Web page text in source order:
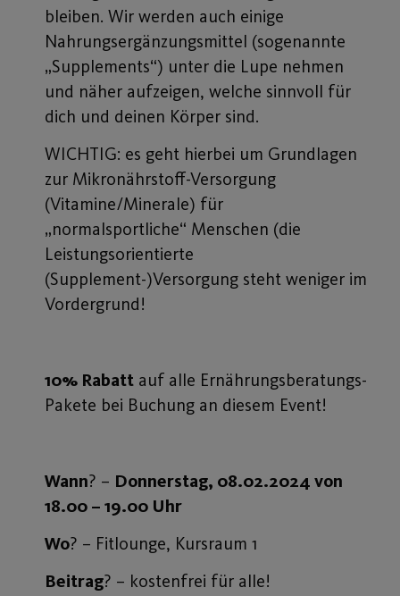
bleiben. Wir werden auch einige
Nahrungsergänzungsmittel (sogenannte
„Supplements“) unter die Lupe nehmen
und näher aufzeigen, welche sinnvoll für
dich und deinen Körper sind.
WICHTIG: es geht hierbei um Grundlagen
zur Mikronährstoff-Versorgung
(Vitamine/Minerale) für
„normalsportliche“ Menschen (die
Leistungsorientierte
(Supplement-)Versorgung steht weniger im
Vordergrund!
10% Rabatt auf alle Ernährungsberatungs-
Pakete bei Buchung an diesem Event!
Wann? – Donnerstag, 08.02.2024 von
18.00 – 19.00 Uhr
Wo? – Fitlounge, Kursraum 1
Beitrag? – kostenfrei für alle!